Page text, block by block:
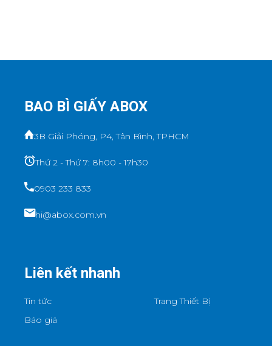
BAO BÌ GIẤY ABOX
3B Giải Phóng, P4, Tân Bình, TPHCM
Thứ 2 - Thứ 7: 8h00 - 17h30
0903 233 833
hi@abox.com.vn
Liên kết nhanh
Tin tức
Trang Thiết Bị
Báo giá